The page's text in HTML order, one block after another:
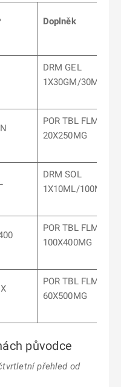
Doplněk
DRM GEL
1X30GM/30MG
POR TBL FLM
20X250MG
DRM SOL
1X10ML/100MG
POR TBL FLM
100X400MG
POR TBL FLM
60X500MG
původce
přehled od